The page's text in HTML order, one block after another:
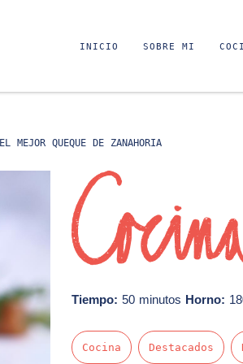
INICIO SOBRE MI
EL MEJOR QUEQUE DE ZANAHORIA
Tiempo: 50 minutos Horno:
Cocina Destacados